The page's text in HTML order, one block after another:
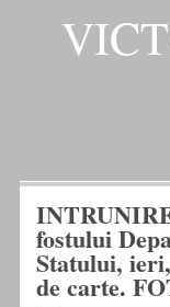
fostului
Statului,
de carte.